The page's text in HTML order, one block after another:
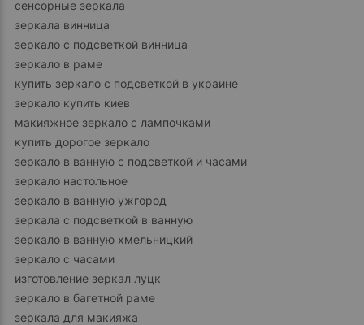
сенсорные зеркала
зеркала винница
зеркало с подсветкой винница
зеркало в раме
купить зеркало с подсветкой в украине
зеркало купить киев
макияжное зеркало с лампочками
купить дорогое зеркало
зеркало в ванную с подсветкой и часами
зеркало настольное
зеркало в ванную ужгород
зеркала с подсветкой в ванную
зеркало в ванную хмельницкий
зеркало с часами
изготовление зеркал луцк
зеркало в багетной раме
зеркала для макияжа